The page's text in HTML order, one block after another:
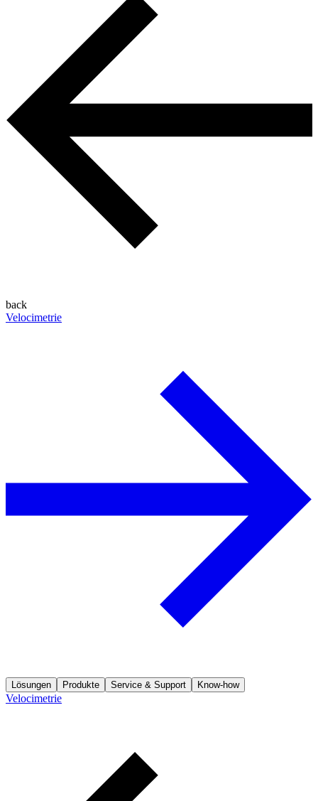
back
Velocimetrie
Lösungen Produkte Service & Support Know-how
Velocimetrie